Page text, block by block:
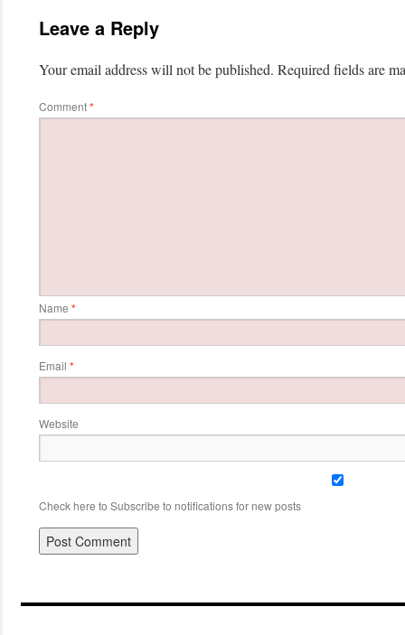
Leave a Reply
Your email address will not be published. Required fields are
Comment*
Name *
Email *
Website
Check here to Subscribe to notifications for new posts